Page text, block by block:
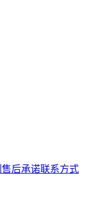
售后承诺联系方式